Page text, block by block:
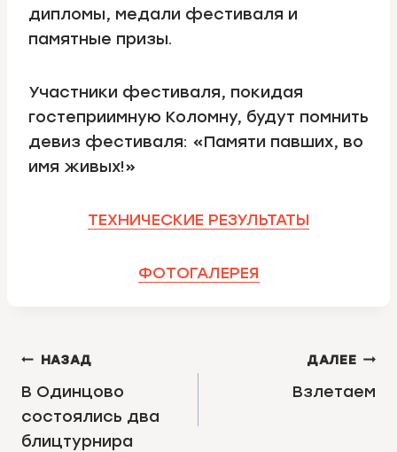
дипломы, медали фестиваля и
памятные призы.
Участники фестиваля, покидая
гостеприимную Коломну, будут помнить
девиз фестиваля: «Памяти павших, во
имя живых!»
ТЕХНИЧЕСКИЕ РЕЗУЛЬТАТЫ
ФОТОГАЛЕРЕЯ
НАВИГАЦИЯ
ПО
ЗАПИСЯМ
НАЗАД
В Одинцово
состоялись два
блицтурнира
ДАЛЕЕ
Взлетаем